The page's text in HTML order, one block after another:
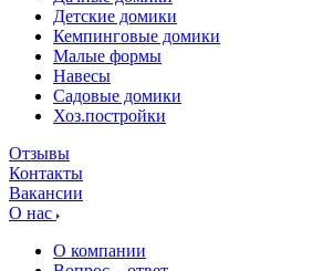
Детские домики
Кемпинговые домики
Малые формы
Навесы
Садовые домики
Хоз.постройки
Отзывы
Контакты
Вакансии
О нас
О компании